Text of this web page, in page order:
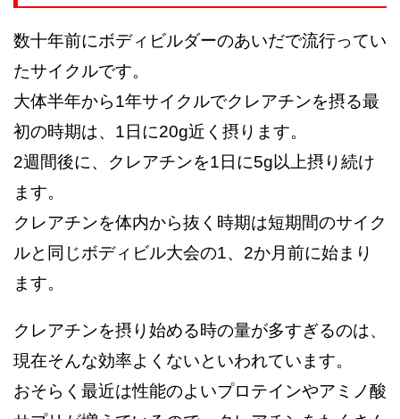
数十年前にボディビルダーのあいだで流行ってい
たサイクルです。
大体半年から1年サイクルでクレアチンを摂る最
初の時期は、1日に20g近く摂ります。
2週間後に、クレアチンを1日に5g以上摂り続け
ます。
クレアチンを体内から抜く時期は短期間のサイク
ルと同じボディビル大会の1、2か月前に始まり
ます。
クレアチンを摂り始める時の量が多すぎるのは、
現在そんな効率よくないといわれています。
おそらく最近は性能のよいプロテインやアミノ酸